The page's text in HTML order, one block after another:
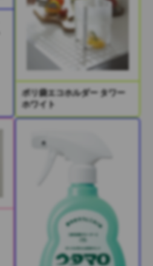
ポリ袋エコホルダー タワー
ホワイト